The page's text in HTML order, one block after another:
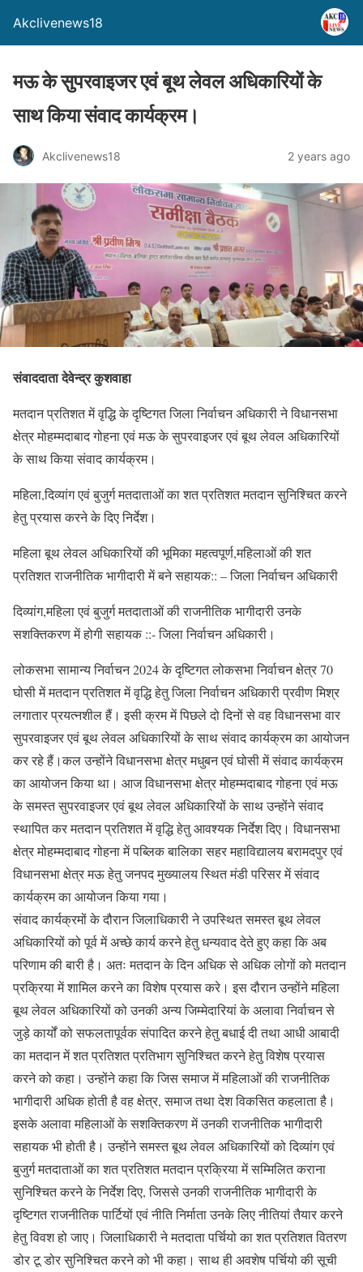
Akclivenews18
मऊ के सुपरवाइजर एवं बूथ लेवल अधिकारियों के
साथ किया संवाद कार्यक्रम।
Akclivenews18 2 years ago
संवाददाता देवेन्द्र कुशवाहा
मतदान प्रतिशत में वृद्धि के दृष्टिगत जिला निर्वाचन अधिकारी ने विधानसभा
क्षेत्र मोहम्मदाबाद गोहना एवं मऊ के सुपरवाइजर एवं बूथ लेवल अधिकारियों
के साथ किया संवाद कार्यक्रम।
महिला,दिव्यांग एवं बुजुर्ग मतदाताओं का शत प्रतिशत मतदान सुनिश्चित करने
हेतु प्रयास करने के दिए निर्देश।
महिला बूथ लेवल अधिकारियों की भूमिका महत्वपूर्ण,महिलाओं की शत
प्रतिशत राजनीतिक भागीदारी में बने सहायक:: – जिला निर्वाचन अधिकारी
दिव्यांग,महिला एवं बुजुर्ग मतदाताओं की राजनीतिक भागीदारी उनके
सशक्तिकरण में होगी सहायक ::- जिला निर्वाचन अधिकारी।
लोकसभा सामान्य निर्वाचन 2024 के दृष्टिगत लोकसभा निर्वाचन क्षेत्र 70
घोसी में मतदान प्रतिशत में वृद्धि हेतु जिला निर्वाचन अधिकारी प्रवीण मिश्र
लगातार प्रयत्नशील हैं। इसी क्रम में पिछले दो दिनों से वह विधानसभा वार
सुपरवाइजर एवं बूथ लेवल अधिकारियों के साथ संवाद कार्यक्रम का आयोजन
कर रहे हैं।कल उन्होंने विधानसभा क्षेत्र मधुबन एवं घोसी में संवाद कार्यक्रम
का आयोजन किया था। आज विधानसभा क्षेत्र मोहम्मदाबाद गोहना एवं मऊ
के समस्त सुपरवाइजर एवं बूथ लेवल अधिकारियों के साथ उन्होंने संवाद
स्थापित कर मतदान प्रतिशत में वृद्धि हेतु आवश्यक निर्देश दिए। विधानसभा
क्षेत्र मोहम्मदाबाद गोहना में पब्लिक बालिका सहर महाविद्यालय बरामदपुर एवं
विधानसभा क्षेत्र मऊ हेतु जनपद मुख्यालय स्थित मंडी परिसर में संवाद
कार्यक्रम का आयोजन किया गया।
संवाद कार्यक्रमों के दौरान जिलाधिकारी ने उपस्थित समस्त बूथ लेवल
अधिकारियों को पूर्व में अच्छे कार्य करने हेतु धन्यवाद देते हुए कहा कि अब
परिणाम की बारी है। अतः मतदान के दिन अधिक से अधिक लोगों को मतदान
प्रक्रिया में शामिल करने का विशेष प्रयास करे। इस दौरान उन्होंने महिला
बूथ लेवल अधिकारियों को उनकी अन्य जिम्मेदारियां के अलावा निर्वाचन से
जुड़े कार्यों को सफलतापूर्वक संपादित करने हेतु बधाई दी तथा आधी आबादी
का मतदान में शत प्रतिशत प्रतिभाग सुनिश्चित करने हेतु विशेष प्रयास
करने को कहा। उन्होंने कहा कि जिस समाज में महिलाओं की राजनीतिक
भागीदारी अधिक होती है वह क्षेत्र, समाज तथा देश विकसित कहलाता है।
इसके अलावा महिलाओं के सशक्तिकरण में उनकी राजनीतिक भागीदारी
सहायक भी होती है। उन्होंने समस्त बूथ लेवल अधिकारियों को दिव्यांग एवं
बुजुर्ग मतदाताओं का शत प्रतिशत मतदान प्रक्रिया में सम्मिलित कराना
सुनिश्चित करने के निर्देश दिए, जिससे उनकी राजनीतिक भागीदारी के
दृष्टिगत राजनीतिक पार्टियों एवं नीति निर्माता उनके लिए नीतियां तैयार करने
हेतु विवश हो जाए। जिलाधिकारी ने मतदाता पर्चियो का शत प्रतिशत वितरण
डोर टू डोर सुनिश्चित करने को भी कहा। साथ ही अवशेष पर्चियो की सूची